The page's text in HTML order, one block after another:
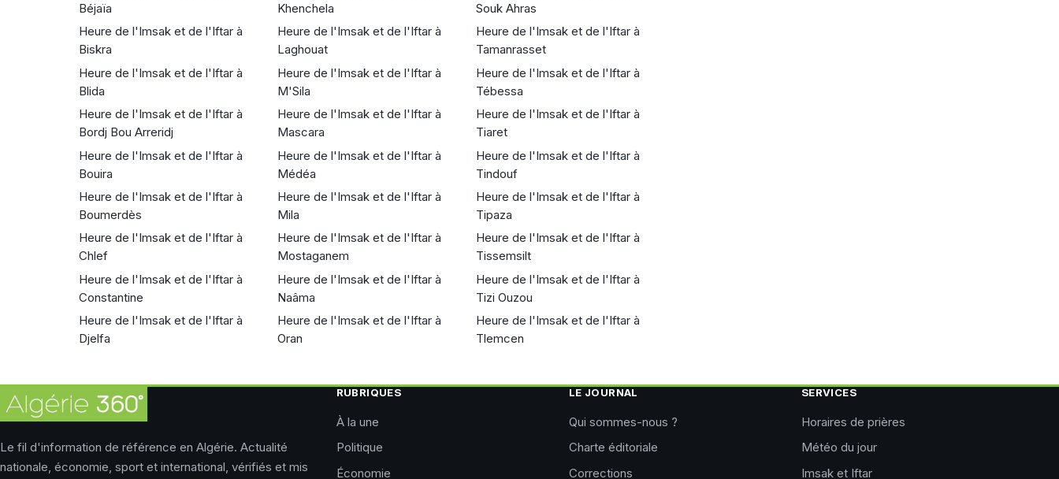
Béjaïa
Heure de l'Imsak et de l'Iftar à
Biskra
Heure de l'Imsak et de l'Iftar à
Blida
Heure de l'Imsak et de l'Iftar à
Bordj Bou Arreridj
Heure de l'Imsak et de l'Iftar à
Bouira
Heure de l'Imsak et de l'Iftar à
Boumerdès
Heure de l'Imsak et de l'Iftar à
Chlef
Heure de l'Imsak et de l'Iftar à
Constantine
Heure de l'Imsak et de l'Iftar à
Djelfa
Khenchela
Heure de l'Imsak et de l'Iftar à
Laghouat
Heure de l'Imsak et de l'Iftar à
M'Sila
Heure de l'Imsak et de l'Iftar à
Mascara
Heure de l'Imsak et de l'Iftar à
Médéa
Heure de l'Imsak et de l'Iftar à
Mila
Heure de l'Imsak et de l'Iftar à
Mostaganem
Heure de l'Imsak et de l'Iftar à
Naâma
Heure de l'Imsak et de l'Iftar à
Oran
Souk Ahras
Heure de l'Imsak et de l'Iftar à
Tamanrasset
Heure de l'Imsak et de l'Iftar à
Tébessa
Heure de l'Imsak et de l'Iftar à
Tiaret
Heure de l'Imsak et de l'Iftar à
Tindouf
Heure de l'Imsak et de l'Iftar à
Tipaza
Heure de l'Imsak et de l'Iftar à
Tissemsilt
Heure de l'Imsak et de l'Iftar à
Tizi Ouzou
Heure de l'Imsak et de l'Iftar à
Tlemcen
Le fil d'information de référence en Algérie. Actualité
nationale, économie, sport et international, vérifiés et mis
RUBRIQUES
À la une
Politique
Économie
LE JOURNAL
Qui sommes-nous ?
Charte éditoriale
Corrections
SERVICES
Horaires de prières
Météo du jour
Imsak et Iftar